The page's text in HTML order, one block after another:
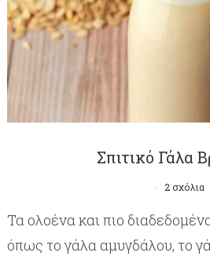
Σπιτικό Γάλα
2 σχόλια
Τα ολοένα και πιο
όπως το γάλα αμυγδάλου, το